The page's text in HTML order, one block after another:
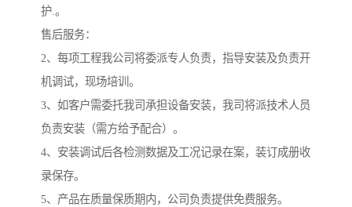
护.。
售后服务：
2、每项工程我公司将委派专人负责，指导安装及负责开
机调试，现场培训。
3、如客户需委托我司承担设备安装，我司将派技术人员
负责安装（需方给予配合）。
4、安装调试后各检测数据及工况记录在案，装订成册收
录保存。
5、产品在质量保质期内，公司负责提供免费服务。